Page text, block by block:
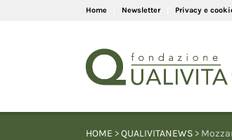
Home Newsletter Privacy e
HOME >QUALIVITANEWS >